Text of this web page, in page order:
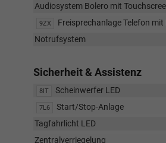
Audiosystem Bolero mit
9ZX Freisprechanlage Telefon
Notrufsystem
Sicherheit & Assistenz
8IT Scheinwerfer LED
7L6 Start/Stop-Anlage
Tagfahrlicht LED
Zentralverriegelung